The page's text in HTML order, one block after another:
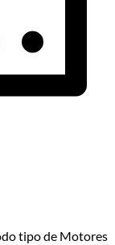
tipo de Motores